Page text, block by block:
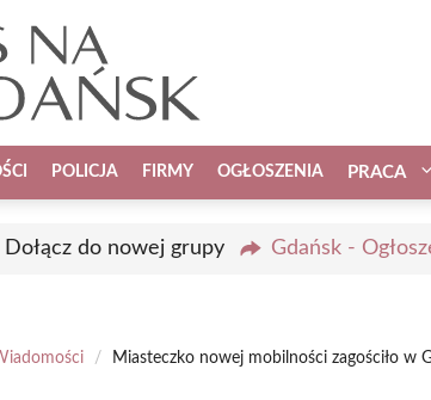
POLICJA FIRMY OGŁOSZENIA PRACA
Dołącz do nowej grupy Gdańsk -
/ Miasteczko nowej mobilności zagościło w